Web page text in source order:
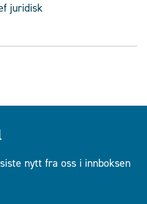
juridisk
nytt fra oss i innboksen